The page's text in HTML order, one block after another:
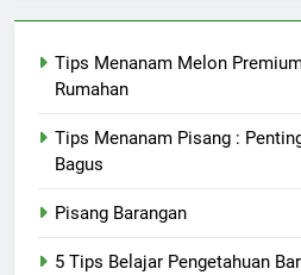
Tips Menanam Melon
Rumahan
Tips Menanam Pisang :
Bagus
Pisang Barangan
5 Tips Belajar Pengetahuan